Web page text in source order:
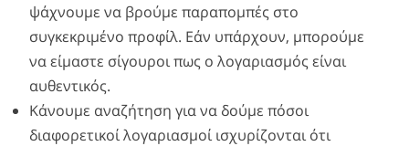
ψάχνουμε να βρούμε παραπομπές στο
συγκεκριμένο προφίλ. Εάν υπάρχουν, μπορούμε
να είμαστε σίγουροι πως ο λογαριασμός είναι
αυθεντικός.
Κάνουμε αναζήτηση για να δούμε πόσοι
διαφορετικοί λογαριασμοί ισχυρίζονται ότι